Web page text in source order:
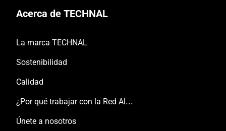
Acerca de TECHNAL
La marca TECHNAL
Sostenibilidad
Calidad
¿Por qué trabajar con la Red Aluminier TECHNAL?
Únete a nosotros